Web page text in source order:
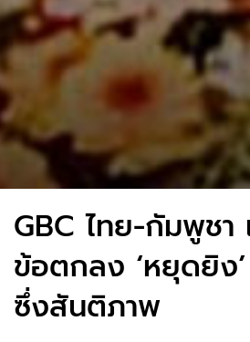
GBC ไทย-กัมพูชา
ข้อตกลง ‘หยุดยิง
ซึ่งสันติภาพ